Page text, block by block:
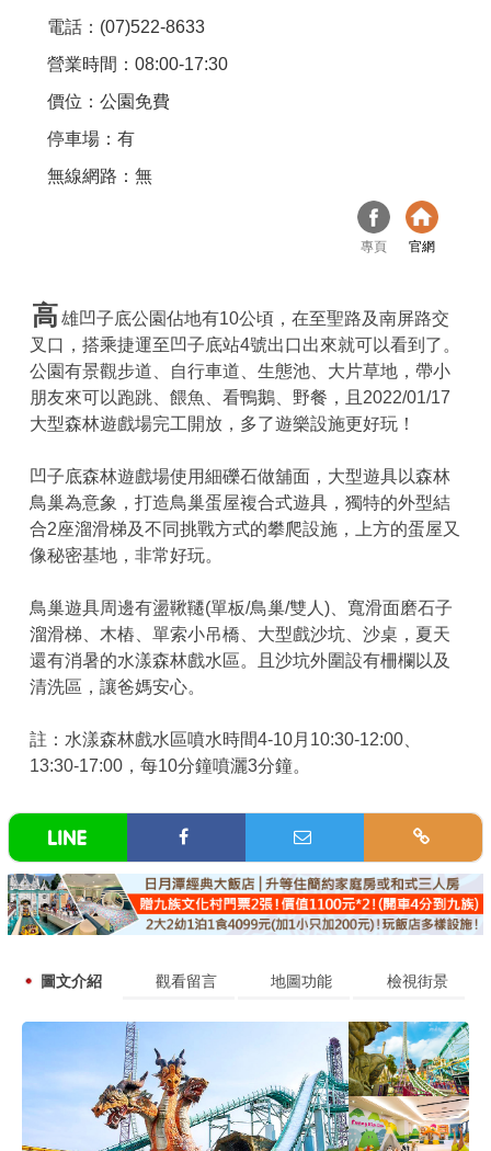
電話：(07)522-8633
營業時間：08:00-17:30
價位：公園免費
停車場：有
無線網路：無
專頁 官網
高雄凹子底公園佔地有10公頃，在至聖路及南屏路交
叉口，搭乘捷運至凹子底站4號出口出來就可以看到了。
公園有景觀步道、自行車道、生態池、大片草地，帶小
朋友來可以跑跳、餵魚、看鴨鵝、野餐，且2022/01/17
大型森林遊戲場完工開放，多了遊樂設施更好玩！
凹子底森林遊戲場使用細礫石做舖面，大型遊具以森林
鳥巢為意象，打造鳥巢蛋屋複合式遊具，獨特的外型結
合2座溜滑梯及不同挑戰方式的攀爬設施，上方的蛋屋又
像秘密基地，非常好玩。
鳥巢遊具周邊有盪鞦韆(單板/鳥巢/雙人)、寬滑面磨石子
溜滑梯、木樁、單索小吊橋、大型戲沙坑、沙桌，夏天
還有消暑的水漾森林戲水區。且沙坑外圍設有柵欄以及
清洗區，讓爸媽安心。
註：水漾森林戲水區噴水時間4-10月10:30-12:00、
13:30-17:00，每10分鐘噴灑3分鐘。
圖文介紹 觀看留言 地圖功能 檢視街景